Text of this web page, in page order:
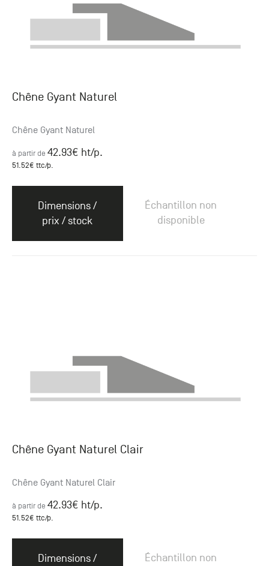
Chêne Gyant Naturel
Chêne Gyant Naturel
à partir de 42.93€ ht/p.
51.52€ ttc/p.
Dimensions /
prix / stock
Échantillon non
disponible
Chêne Gyant Naturel Clair
Chêne Gyant Naturel Clair
à partir de 42.93€ ht/p.
51.52€ ttc/p.
Dimensions /
Échantillon non